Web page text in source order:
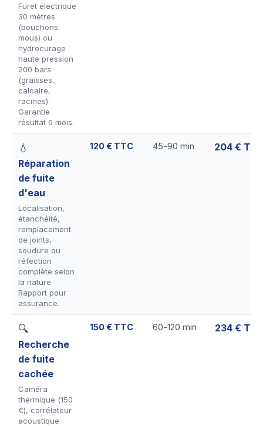
Furet électrique
30 mètres
(bouchons
mous) ou
hydrocurage
haute pression
200 bars
(graisses,
calcaire,
racines).
Garantie
résultat 6 mois.
💧
Réparation
de fuite
d'eau
Localisation,
étanchéité,
remplacement
de joints,
soudure ou
réfection
complète selon
la nature.
Rapport pour
assurance.
120 € TTC 45-90 min 204 €
🔍
Recherche
de fuite
cachée
Caméra
thermique (150
€), corrélateur
acoustique
150 € TTC 60-120 min 234 €